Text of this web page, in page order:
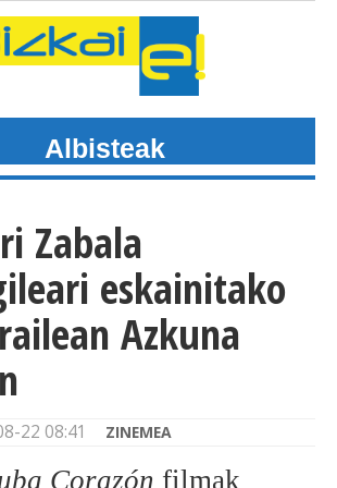
Albisteak
Zabala
eskainitako
Azkuna
22 08:41 ZINEMEA
Corazón filmak